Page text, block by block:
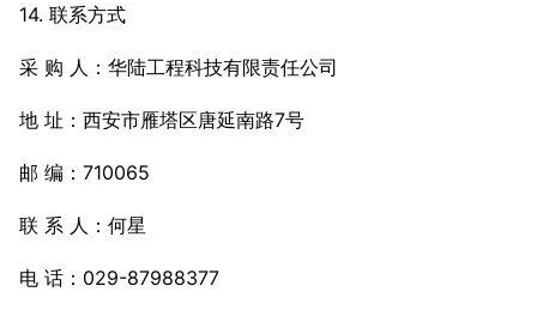
14. 联系方式
采 购 人：华陆工程科技有限责任公司
地 址：西安市雁塔区唐延南路7号
邮 编：710065
联 系 人：何星
电 话：029-87988377